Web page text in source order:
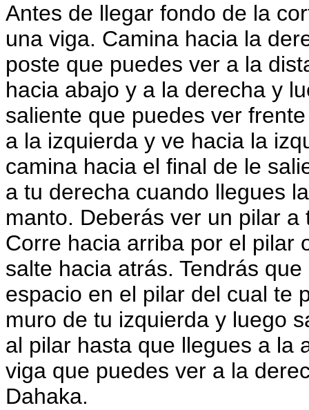
Antes de llegar fondo de la
una viga. Camina hacia la
poste que puedes ver a la
hacia abajo y a la derecha y
saliente que puedes ver
a la izquierda y ve hacia la
camina hacia el final de le
a tu derecha cuando llegues
manto. Deberás ver un pilar
Corre hacia arriba por el pilar
salte hacia atrás. Tendrás
espacio en el pilar del cual te
muro de tu izquierda y luego
al pilar hasta que llegues a la
viga que puedes ver a la
Dahaka.